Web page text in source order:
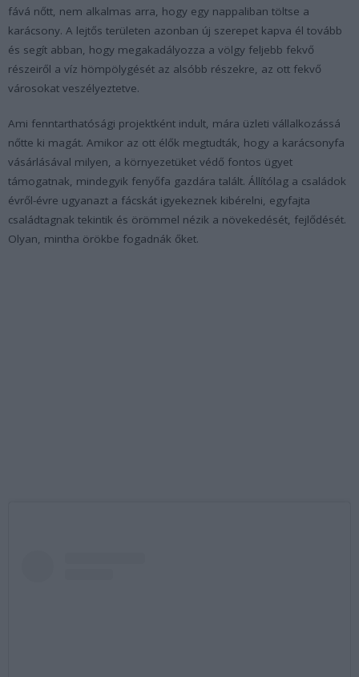
fává nőtt, nem alkalmas arra, hogy egy nappaliban töltse a
karácsony. A lejtős területen azonban új szerepet kapva él tovább
és segít abban, hogy megakadályozza a völgy feljebb fekvő
részeiről a víz hömpölygését az alsóbb részekre, az ott fekvő
városokat veszélyeztetve.
Ami fenntarthatósági projektként indult, mára üzleti vállalkozássá
nőtte ki magát. Amikor az ott élők megtudták, hogy a karácsonyfa
vásárlásával milyen, a környezetüket védő fontos ügyet
támogatnak, mindegyik fenyőfa gazdára talált. Állítólag a családok
évről-évre ugyanazt a fácskát igyekeznek kibérelni, egyfajta
családtagnak tekintik és örömmel nézik a növekedését, fejlődését.
Olyan, mintha örökbe fogadnák őket.